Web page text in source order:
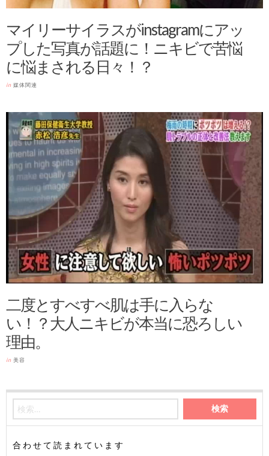
マイリーサイラスがinstagramにアッ
プした写真が話題に！ニキビで苦悩
に悩まされる日々！？
in 媒体関連
二度とすべすべ肌は手に入らな
い！？大人ニキビが本当に恐ろしい
理由。
in 美容
合わせて読まれています